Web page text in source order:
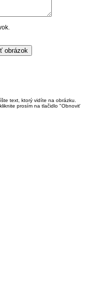
text, ktorý vidíte na obrázku.
prosím na tlačidlo "Obnoviť